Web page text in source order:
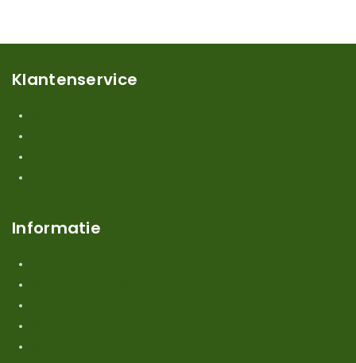
Klantenservice
Informatie